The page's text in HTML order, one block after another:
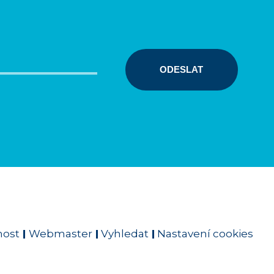
ODESLAT
Webmaster Vyhledat Nastavení cookies